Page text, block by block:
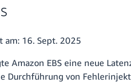
am: 16. Sept. 2025
Amazon EBS eine neue
Durchführung von